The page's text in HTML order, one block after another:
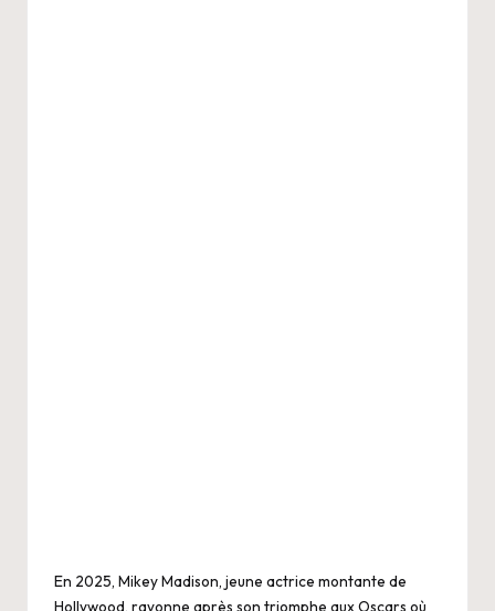
En 2025, Mikey Madison, jeune actrice montante de
Hollywood, rayonne après son triomphe aux Oscars où